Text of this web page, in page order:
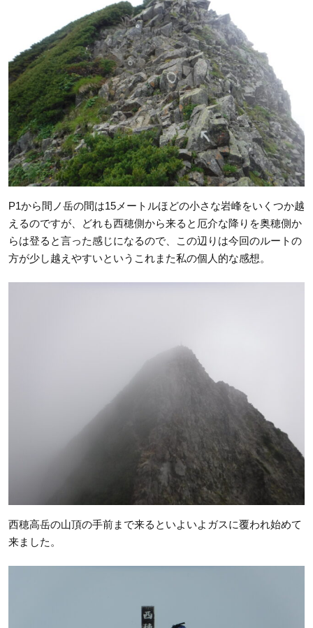
P1から間ノ岳の間は15メートルほどの小さな岩峰をいくつか越
えるのですが、どれも西穂側から来ると厄介な降りを奥穂側か
らは登ると言った感じになるので、この辺りは今回のルートの
方が少し越えやすいというこれまた私の個人的な感想。
西穂高岳の山頂の手前まで来るといよいよガスに覆われ始めて
来ました。